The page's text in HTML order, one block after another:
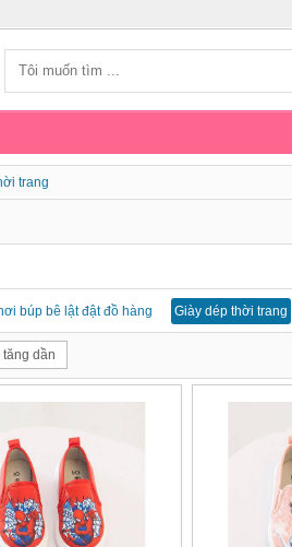
trang
búp bê lật đật đồ hàng Giày dép thời trang
tăng dần